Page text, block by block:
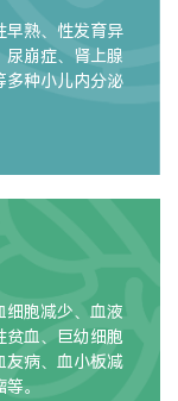
早熟、性发育异
尿崩症、肾上腺
多种小儿内分泌
细胞减少、血液
贫血、巨幼细胞
友病、血小板减
。